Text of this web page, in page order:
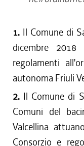
1. Il Comune di
dicembre
regolamenti
autonoma Friuli
2. Il Comune di
Comuni del
Valcellina
Consorzio e